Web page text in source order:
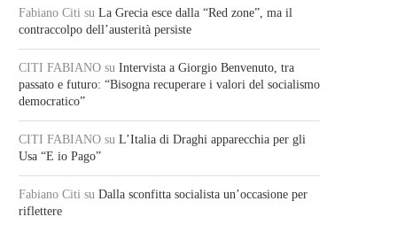
Fabiano Citi su La Grecia esce dalla “Red zone”, ma il
contraccolpo dell’austerità persiste
CITI FABIANO su Intervista a Giorgio Benvenuto, tra
passato e futuro: “Bisogna recuperare i valori del socialismo
democratico”
CITI FABIANO su L’Italia di Draghi apparecchia per gli
Usa “E io Pago”
Fabiano Citi su Dalla sconfitta socialista un’occasione per
riflettere